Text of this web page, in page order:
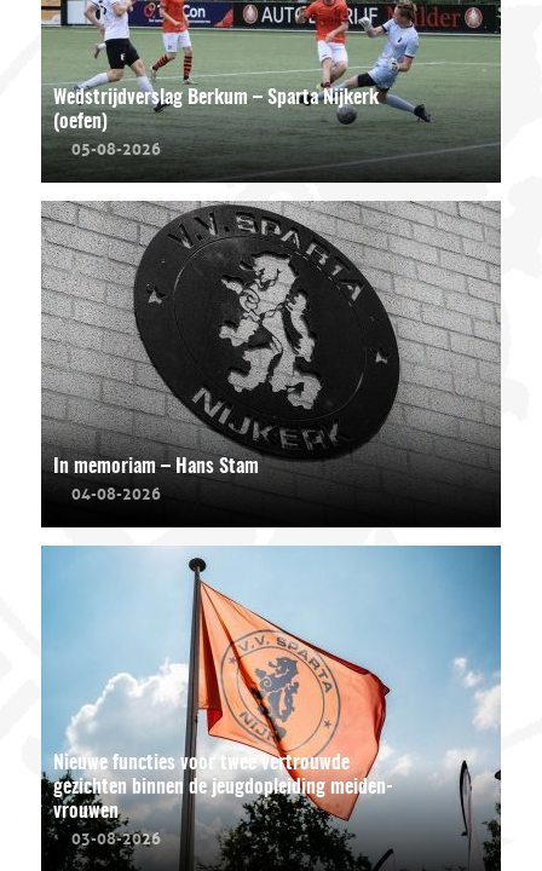
Wedstrijdverslag Berkum – Sparta Nijkerk
(oefen)
05-08-2026
In memoriam – Hans Stam
04-08-2026
Nieuwe functies voor twee vertrouwde
gezichten binnen de jeugdopleiding meiden-
vrouwen
03-08-2026